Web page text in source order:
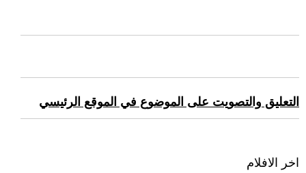
التعليق والتصويت على الموضوع في الموقع الرئيسي
اخر الافلام